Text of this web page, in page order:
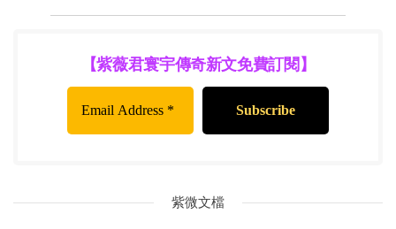
【紫薇君寰宇傳奇新文免費訂閱】
紫微文檔